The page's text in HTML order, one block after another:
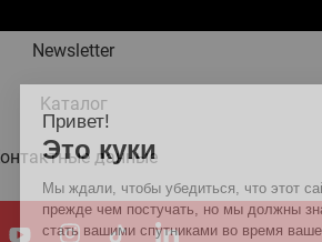
Newsletter
Kаталог
данные
чтобы убедиться, что этот сайт
постучать, но мы должны знать, сможем
спутниками во время вашего визита.